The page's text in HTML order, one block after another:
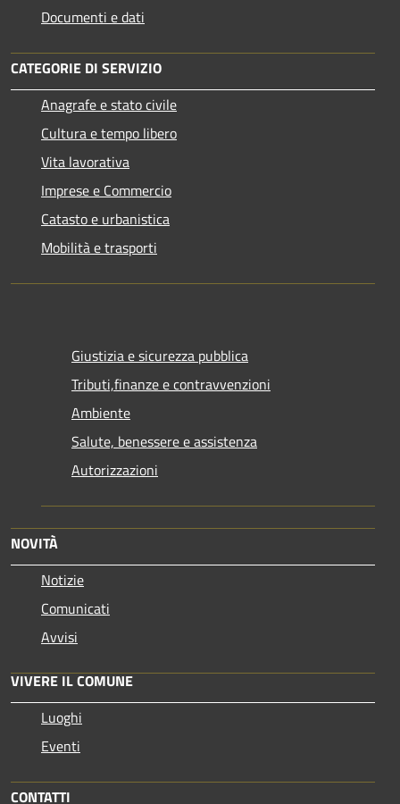
Documenti e dati
CATEGORIE DI SERVIZIO
Anagrafe e stato civile
Cultura e tempo libero
Vita lavorativa
Imprese e Commercio
Catasto e urbanistica
Mobilità e trasporti
Giustizia e sicurezza pubblica
Tributi,finanze e contravvenzioni
Ambiente
Salute, benessere e assistenza
Autorizzazioni
NOVITÀ
Notizie
Comunicati
Avvisi
VIVERE IL COMUNE
Luoghi
Eventi
CONTATTI